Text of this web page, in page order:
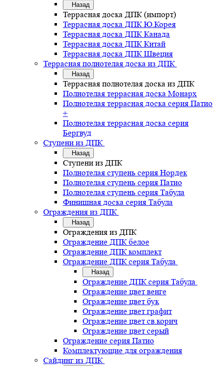
Назад
Террасная доска ДПК (импорт)
Террасная доска ДПК Ю.Корея
Террасная доска ДПК Канада
Террасная доска ДПК Китай
Террасная доска ДПК Швеция
Террасная полнотелая доска из ДПК
Назад
Террасная полнотелая доска из ДПК
Полнотелая террасная доска Монарх
Полнотелая террасная доска серия Патио
+
Полнотелая террасная доска серия
Бергвуд
Ступени из ДПК
Назад
Ступени из ДПК
Полнотелая ступень серия Нордек
Полнотелая ступень серия Патио
Полнотелая ступень серия Табула
Финишная доска серия Табула
Ограждения из ДПК
Назад
Ограждения из ДПК
Ограждение ДПК белое
Ограждение ДПК комплект
Ограждение ДПК серия Табула
Назад
Ограждение ДПК серия Табула
Ограждение цвет венге
Ограждение цвет бук
Ограждение цвет графит
Ограждение цвет св.корич
Ограждение цвет серый
Ограждение серия Патио
Комплектующие для ограждения
Сайдинг из ДПК